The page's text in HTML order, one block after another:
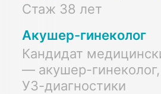
Стаж 38 лет
Акушер-гинеколог
Кандидат
— акушер-гинеколог,
УЗ-диагностики